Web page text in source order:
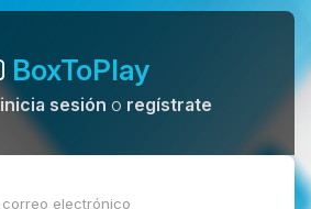
BoxToPlay
inicia sesión o regístrate